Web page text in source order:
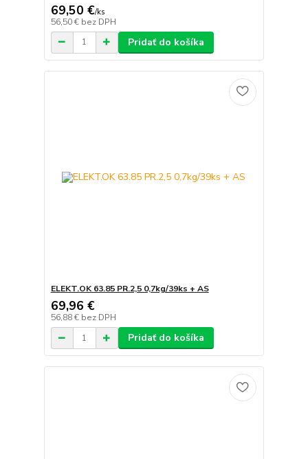
69,50 €/ks
56,50 € bez DPH
Pridať do košíka
ELEKT.OK 63.85 PR.2,5 0,7kg/39ks + AS
69,96 €
56,88 € bez DPH
Pridať do košíka